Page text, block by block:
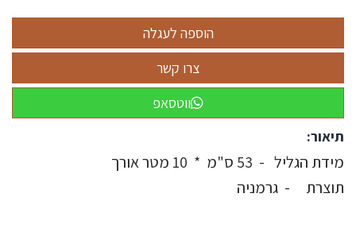
ווטסאפ
תיאור:
מידת הגליל - 53 ס"מ * 10 מטר אורך
תוצרת - גרמניה